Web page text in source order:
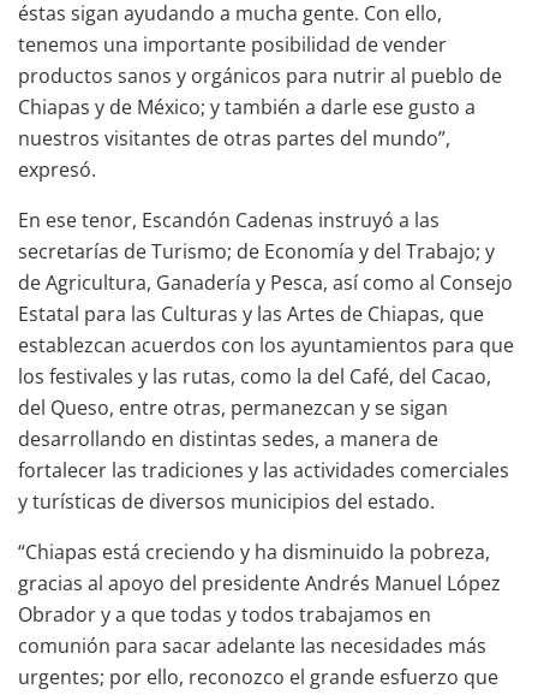
éstas sigan ayudando a mucha gente. Con ello,
tenemos una importante posibilidad de vender
productos sanos y orgánicos para nutrir al pueblo de
Chiapas y de México; y también a darle ese gusto a
nuestros visitantes de otras partes del mundo”,
expresó.
En ese tenor, Escandón Cadenas instruyó a las
secretarías de Turismo; de Economía y del Trabajo; y
de Agricultura, Ganadería y Pesca, así como al Consejo
Estatal para las Culturas y las Artes de Chiapas, que
establezcan acuerdos con los ayuntamientos para que
los festivales y las rutas, como la del Café, del Cacao,
del Queso, entre otras, permanezcan y se sigan
desarrollando en distintas sedes, a manera de
fortalecer las tradiciones y las actividades comerciales
y turísticas de diversos municipios del estado.
“Chiapas está creciendo y ha disminuido la pobreza,
gracias al apoyo del presidente Andrés Manuel López
Obrador y a que todas y todos trabajamos en
comunión para sacar adelante las necesidades más
urgentes; por ello, reconozco el grande esfuerzo que